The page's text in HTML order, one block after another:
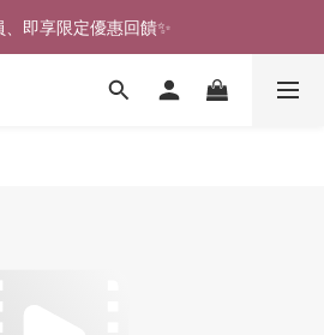
體門市🤗歡迎蒞臨試穿🎉
、即享限定優惠回饋✨
體門市🤗歡迎蒞臨試穿🎉